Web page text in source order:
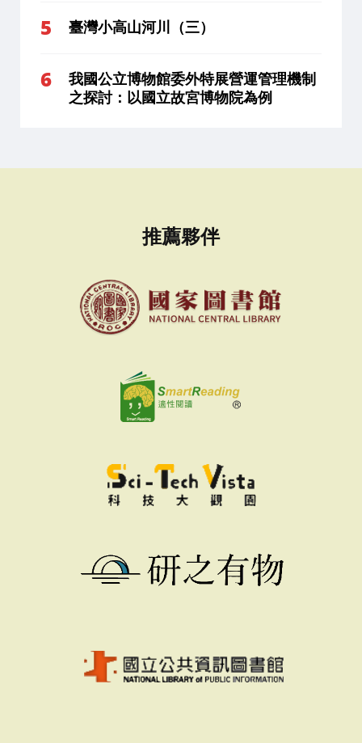
臺灣小高山河川（三）
我國公立博物館委外特展營運管理機制
之探討：以國立故宮博物院為例
推薦夥伴